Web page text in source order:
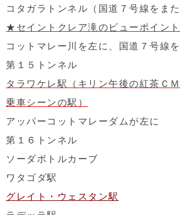
コタガラトンネル（国道７号線をまた
★セイントクレア滝のビューポイント
コットマレー川を左に、国道７号線
第１５トンネル
タラワケレ駅（キリン午後の紅茶Ｃ
乗車シーンの駅）
アッパーコットマレーダムが左に
第１６トンネル
ソーダボトルカーブ
ワタゴダ駅
グレイト・ウェスタン駅